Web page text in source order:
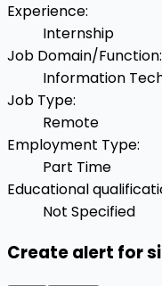
Experience:
Internship
Job Domain/Function:
Information
Job Type:
Remote
Employment Type:
Part Time
Educational
Not Specified
Create alert for